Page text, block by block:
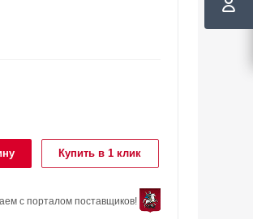
Купить в 1 клик
с порталом поставщиков!